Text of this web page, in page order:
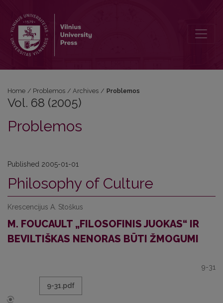
Home / Problemos / Archives / Problemos
Vol. 68 (2005)
Problemos
Published 2005-01-01
Philosophy of Culture
Krescencijus A. Stoškus
M. FOUCAULT „FILOSOFINIS JUOKAS“ IR
BEVILTIŠKAS NENORAS BŪTI ŽMOGUMI
9-31
9-31.pdf